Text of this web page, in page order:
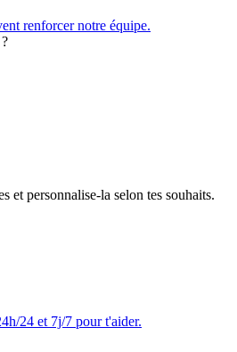
renforcer notre équipe.
et personnalise-la selon tes souhaits.
24 et 7j/7 pour t'aider.